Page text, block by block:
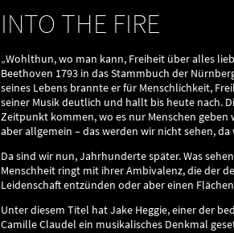
INTO THE FIRE
„Wohlthun, wo man kann, Freiheit über alles
Beethoven 1793 in das Stammbuch der
seines Lebens brannte er für Menschlichkeit,
seiner Musik deutlich und hallt bis heute nach.
Zeitpunkt kommen, wo es nur Menschen
aber allgemein – das werden wir nicht sehen,
Da sind wir nun, Jahrhunderte später. Was
Menschheit ringt mit ihrer Ambivalenz, die der
Leidenschaft entzünden oder aber einen
Unter diesem Titel hat Jake Heggie, einer der
Camille Claudel ein musikalisches Denkmal